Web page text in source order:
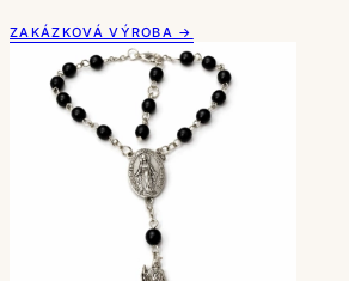
ZAKÁZKOVÁ VÝROBA →